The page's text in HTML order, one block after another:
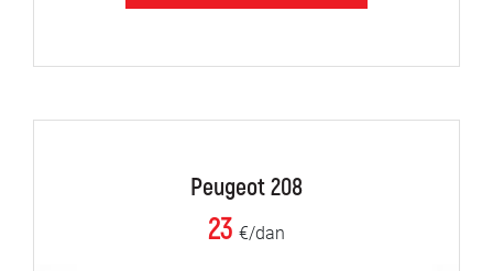
Peugeot 208
23 €/dan